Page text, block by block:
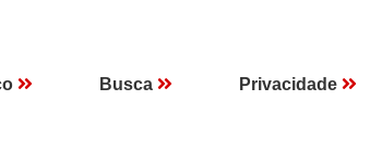
Busca Privacidade